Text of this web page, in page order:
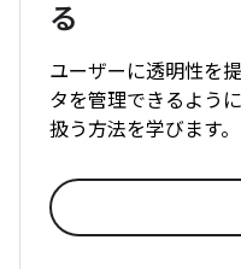
る
ユーザーに透明性を
タを管理できるよう
扱う方法を学びます。